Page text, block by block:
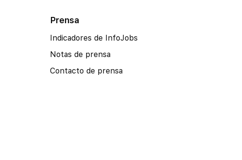
Prensa
Indicadores de InfoJobs
Notas de prensa
Contacto de prensa